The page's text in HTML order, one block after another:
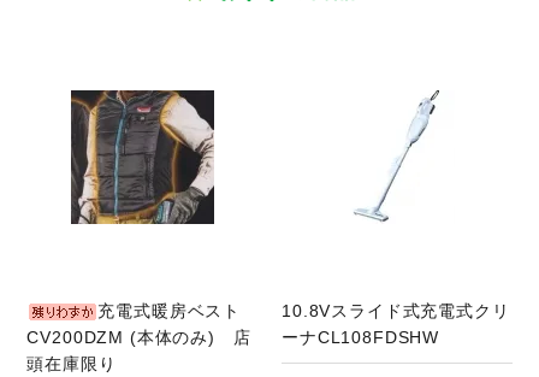
充電式暖房ベスト
CV200DZM (本体のみ) 店
頭在庫限り
10.8Vスライド式充電式クリ
ーナCL108FDSHW